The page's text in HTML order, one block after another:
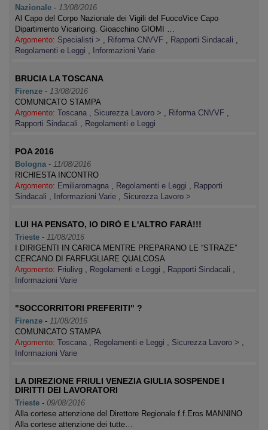
Nazionale - 13/08/2016
Al Capo del Corpo Nazionale dei Vigili del FuocoVice Capo
Dipartimento Vicarioing. Gioacchino GIOMI …
Argomento: Specialisti > , Riforma CNVVF , Rapporti Sindacali ,
Regolamenti e Leggi , Informazioni Varie
BRUCIA LA TOSCANA
Firenze - 13/08/2016
COMUNICATO STAMPA
Argomento: Toscana , Sicurezza Lavoro > , Riforma CNVVF ,
Rapporti Sindacali , Regolamenti e Leggi
POA 2016
Bologna - 11/08/2016
RICHIESTA INCONTRO
Argomento: Emiliaromagna , Regolamenti e Leggi , Rapporti
Sindacali , Informazioni Varie , Sicurezza Lavoro >
LUI HA PENSATO, IO DIRÒ E L'ALTRO FARÀ!!!
Trieste - 11/08/2016
I DIRIGENTI IN CARICA MENTRE PREPARANO LE “STRAZE”
CERCANO DI FARFUGLIARE QUALCOSA
Argomento: Friulivg , Regolamenti e Leggi , Rapporti Sindacali ,
Informazioni Varie
"SOCCORRITORI PREFERITI" ?
Firenze - 11/08/2016
COMUNICATO STAMPA
Argomento: Toscana , Regolamenti e Leggi , Sicurezza Lavoro > ,
Informazioni Varie
LA DIREZIONE FRIULI VENEZIA GIULIA SOSPENDE I
DIRITTI DEI LAVORATORI
Trieste - 09/08/2016
Alla cortese attenzione del Direttore Regionale f.f.Eros MANNINO
Alla cortese attenzione dei tutte…